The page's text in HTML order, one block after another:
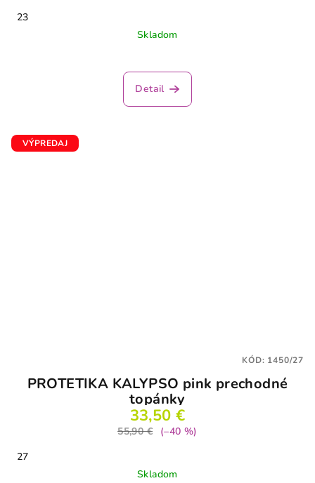
23
Skladom
Detail
VÝPREDAJ
PROTETIKA KALYPSO pink prechodné
topánky
33,50 €
55,90 €
(–40 %)
27
Skladom
KÓD: 1450/27